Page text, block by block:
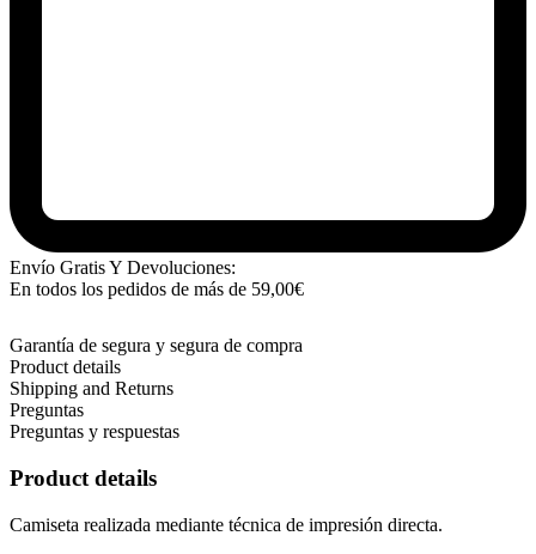
Envío Gratis Y Devoluciones:
En todos los pedidos de más de 59,00€
Garantía de segura y segura de compra
Product details
Shipping and Returns
Preguntas
Preguntas y respuestas
Product details
Camiseta realizada mediante técnica de impresión directa.